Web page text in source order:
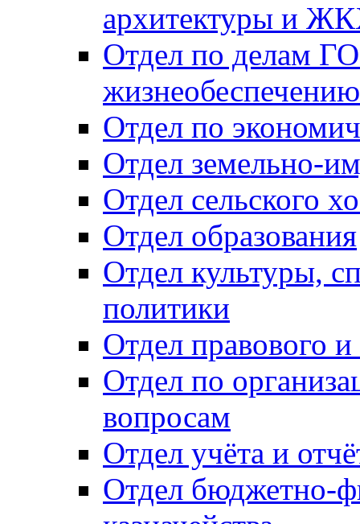
архитектуры и
Отдел по делам
Отдел по
Отдел земельно-
Отдел сельского
Отдел образования
Отдел культуры,
политики
Отдел правового
Отдел по
вопросам
Отдел учёта и
Отдел бюджетно-